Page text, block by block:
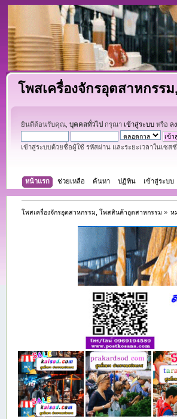
โพสเครื่องจักรอุตสาหกรร
ยินดีต้อนรับคุณ, บุคคลทั่วไป กรุณา เข้าสู่ระบบหรือ ล
เข้าสู่ระบบด้วยชื่อผู้ใช้ รหัสผ่าน และระยะเวลาในเซส
หน้าแรก ช่วยเหลือ ค้นหา ปฏิทิน เข้าสู่ระบบ
โพสเครื่องจักรอุตสาหกรรม, โพสสินค้าอุตสาหกรรม » ห